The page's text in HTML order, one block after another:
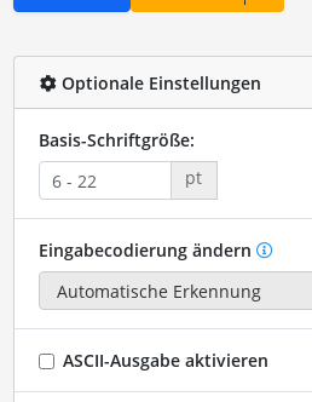
Optionale Einstellungen
Basis-Schriftgröße:
pt
Eingabecodierung ändern
ASCII-Ausgabe aktivieren